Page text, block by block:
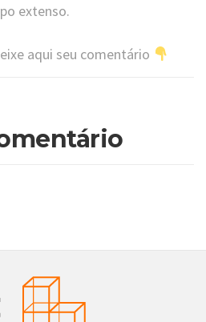
extenso.
aqui seu comentário